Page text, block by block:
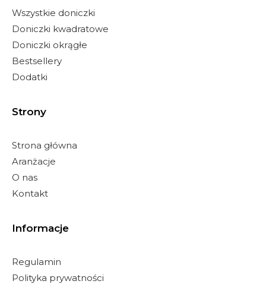
Wszystkie doniczki
Doniczki kwadratowe
Doniczki okrągłe
Bestsellery
Dodatki
Strony
Strona główna
Aranżacje
O nas
Kontakt
Informacje
Regulamin
Polityka prywatności